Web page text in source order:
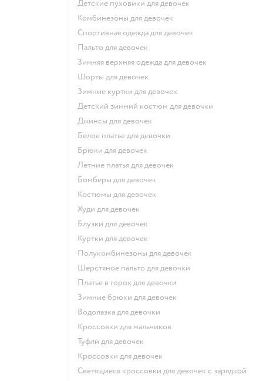
Детские пуховики для девочек
Комбинезоны для девочек
Спортивная одежда для девочек
Пальто для девочек
Зимняя верхняя одежда для девочек
Шорты для девочек
Зимние куртки для девочек
Детский зимний костюм для девочки
Джинсы для девочек
Белое платье для девочки
Брюки для девочек
Летние платья для девочек
Бомберы для девочек
Костюмы для девочек
Худи для девочек
Блузки для девочек
Куртки для девочек
Полукомбинезоны для девочек
Шерстяное пальто для девочки
Платье в горох для девочки
Зимние брюки для девочек
Водолазка для девочки
Кроссовки для мальчиков
Туфли для девочек
Кроссовки для девочек
Светящиеся кроссовки для девочек с зарядкой